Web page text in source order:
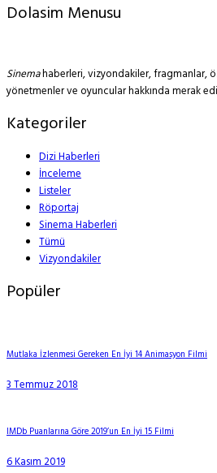
Dolasim Menusu
Sinemahaberleri, vizyondakiler, fragmanlar,
yönetmenler ve oyuncular hakkında merak
Kategoriler
Dizi Haberleri
İnceleme
Listeler
Röportaj
Sinema Haberleri
Tümü
Vizyondakiler
Popüler
Mutlaka İzlenmesi Gereken En İyi 14 Animasyon Filmi
3 Temmuz 2018
IMDb Puanlarına Göre 2019’un En İyi 15 Filmi
6 Kasım 2019